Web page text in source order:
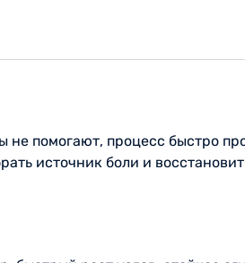
помогают, процесс быстро
источник боли и